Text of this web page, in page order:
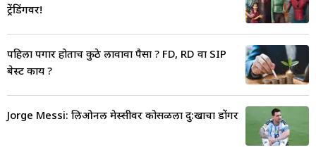
ट्रेंडिंगवर!
पहिला पगार होताच कुठे लावावा पैसा ? FD, RD वा SIP
बेस्ट काय ?
Jorge Messi: लिओनल मेस्सीवर कोसळला दु:खाचा डोंगर